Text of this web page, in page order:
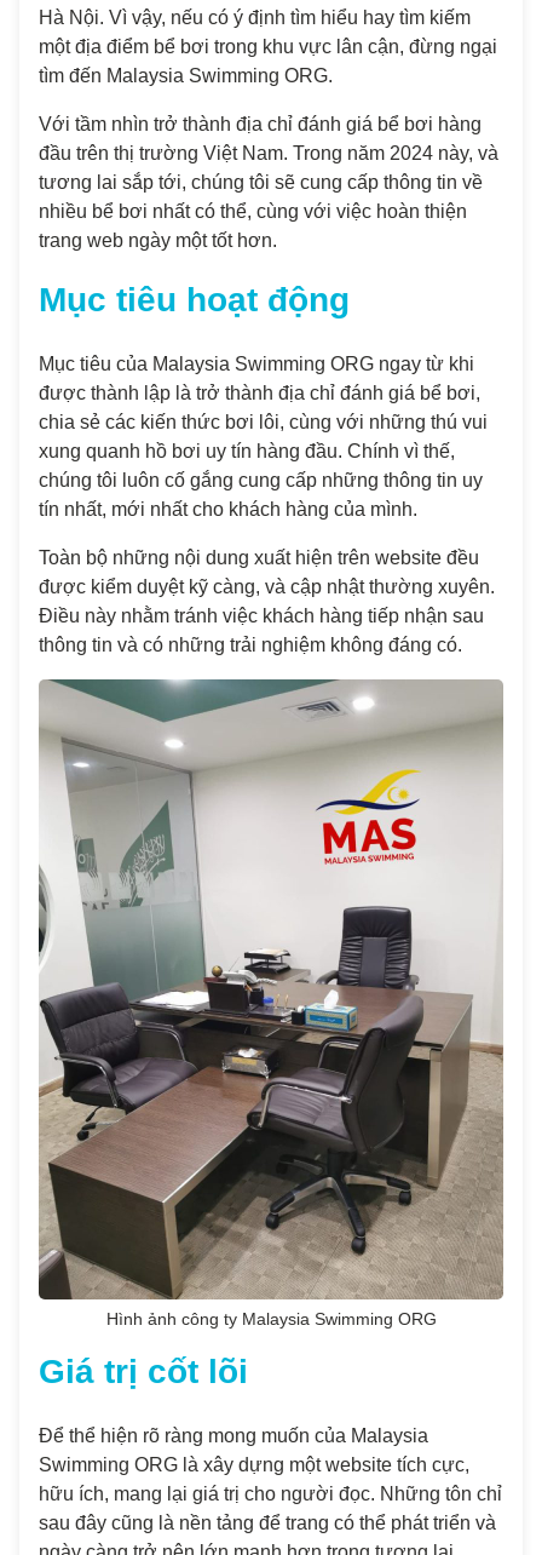
Hà Nội. Vì vậy, nếu có ý định tìm hiểu hay tìm kiếm
một địa điểm bể bơi trong khu vực lân cận, đừng ngại
tìm đến Malaysia Swimming ORG.
Với tầm nhìn trở thành địa chỉ đánh giá bể bơi hàng
đầu trên thị trường Việt Nam. Trong năm 2024 này, và
tương lai sắp tới, chúng tôi sẽ cung cấp thông tin về
nhiều bể bơi nhất có thể, cùng với việc hoàn thiện
trang web ngày một tốt hơn.
Mục tiêu hoạt động
Mục tiêu của Malaysia Swimming ORG ngay từ khi
được thành lập là trở thành địa chỉ đánh giá bể bơi,
chia sẻ các kiến thức bơi lôi, cùng với những thú vui
xung quanh hồ bơi uy tín hàng đầu. Chính vì thế,
chúng tôi luôn cố gắng cung cấp những thông tin uy
tín nhất, mới nhất cho khách hàng của mình.
Toàn bộ những nội dung xuất hiện trên website đều
được kiểm duyệt kỹ càng, và cập nhật thường xuyên.
Điều này nhằm tránh việc khách hàng tiếp nhận sau
thông tin và có những trải nghiệm không đáng có.
Hình ảnh công ty Malaysia Swimming ORG
Giá trị cốt lõi
Để thể hiện rõ ràng mong muốn của Malaysia
Swimming ORG là xây dựng một website tích cực,
hữu ích, mang lại giá trị cho người đọc. Những tôn chỉ
sau đây cũng là nền tảng để trang có thể phát triển và